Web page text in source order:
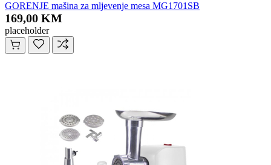
GORENJE mašina za mljevenje mesa MG1701SB
169,00 KM
placeholder